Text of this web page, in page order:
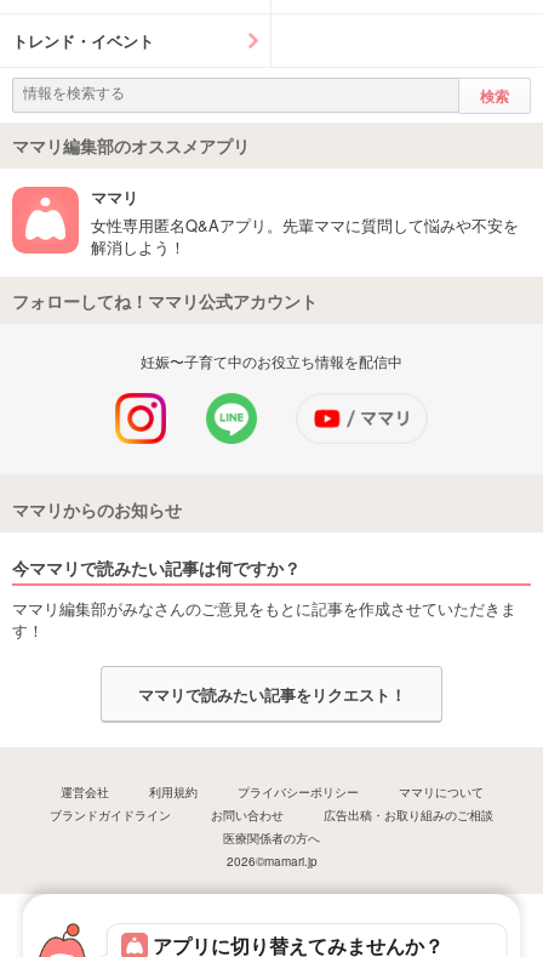
アプリに切り替えてみませんか？
トレンド・イベント
ママリ編集部のオススメアプリ
ママリ
女性専用匿名Q&Aアプリ。先輩ママに質問して悩みや不安を
解消しよう！
フォローしてね！ママリ公式アカウント
妊娠〜子育て中のお役立ち情報を配信中
ママリからのお知らせ
今ママリで読みたい記事は何ですか？
ママリ編集部がみなさんのご意見をもとに記事を作成させていただきま
す！
ママリで読みたい記事をリクエスト！
運営会社 利用規約 プライバシーポリシー
ママリについて
ブランドガイドライン
お問い合わせ
広告出稿・お取り組みのご相談
医療関係者の方へ
2026©mamari.jp